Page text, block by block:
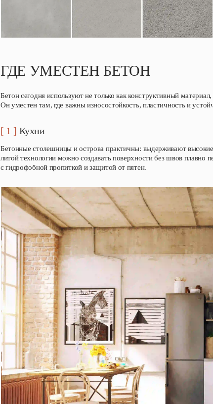
ГДЕ УМЕСТЕН БЕТОН
Бетон сегодня используют не только как конструктивный
Он уместен там, где важны износостойкость, пластичность и
[ 1 ] Кухни
Бетонные столешницы и острова практичны: выдерживают
литой технологии можно создавать поверхности без швов
с гидрофобной пропиткой и защитой от пятен.